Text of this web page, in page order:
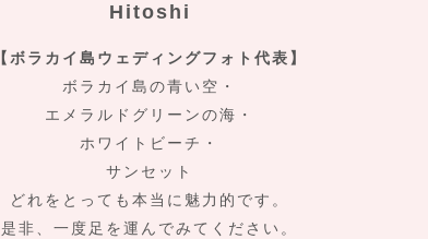
Hitoshi
【ボラカイ島ウェディングフォト代表】
ボラカイ島の青い空・
エメラルドグリーンの海・
ホワイトビーチ・
サンセット
どれをとっても本当に魅力的です。
是非、一度足を運んでみてください。